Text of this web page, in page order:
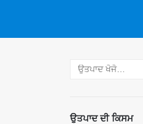
ਉਤਪਾਦ ਦੀ ਕਿਸਮ